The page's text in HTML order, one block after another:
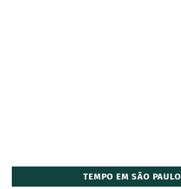
TEMPO EM SÃO PAULO